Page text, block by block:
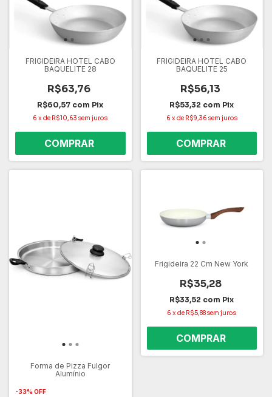
FRIGIDEIRA HOTEL CABO
BAQUELITE 28
R$63,76
R$60,57 com Pix
6 xde R$10,63 sem juros
FRIGIDEIRA HOTEL CABO
BAQUELITE 25
R$56,13
R$53,32 com Pix
6 x de R$9,36 sem juros
Forma de Pizza Fulgor
Alumínio
-33% OFF
Frigideira 22 Cm New York
R$35,28
R$33,52 com Pix
6 xde R$5,88sem juros